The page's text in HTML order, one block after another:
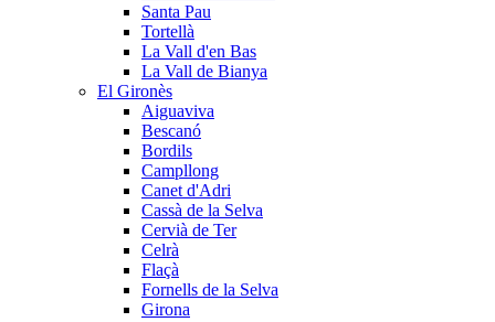
Santa Pau
Tortellà
La Vall d'en Bas
La Vall de Bianya
El Gironès
Aiguaviva
Bescanó
Bordils
Campllong
Canet d'Adri
Cassà de la Selva
Cervià de Ter
Celrà
Flaçà
Fornells de la Selva
Girona